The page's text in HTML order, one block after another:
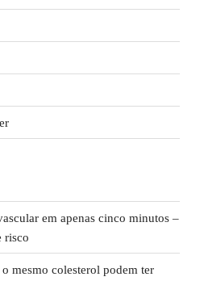
em apenas cinco minutos –
risco
mesmo colesterol podem ter